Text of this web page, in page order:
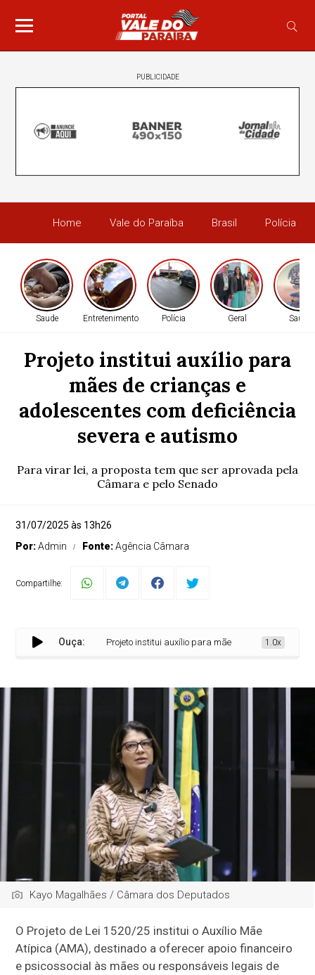
PUBLICIDADE
Home Vale do Paraíba Brasil Polícia
Saude Entretenimento Polícia Geral Saude
Projeto institui auxílio para
mães de crianças e
adolescentes com deficiência
severa e autismo
Para virar lei, a proposta tem que ser aprovada pela
Câmara e pelo Senado
31/07/2025 às 13h26
Por:Admin Fonte:Agência Câmara
Compartilhe:
Ouça:Projeto institui auxílio para mães de crianças e1.0x
Kayo Magalhães / Câmara dos Deputados
O Projeto de Lei 1520/25 institui o Auxílio Mãe
Atípica (AMA), destinado a oferecer apoio financeiro
e psicossocial às mães ou responsáveis legais de